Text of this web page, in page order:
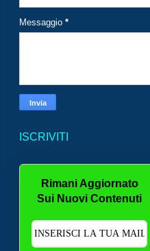
Messaggio *
ISCRIVITI
Rimani Aggiornato
Sui Nuovi Contenuti